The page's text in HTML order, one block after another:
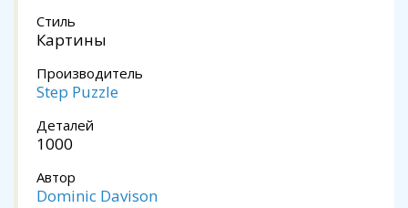
Стиль
Картины
Производитель
Step Puzzle
Деталей
1000
Автор
Dominic Davison